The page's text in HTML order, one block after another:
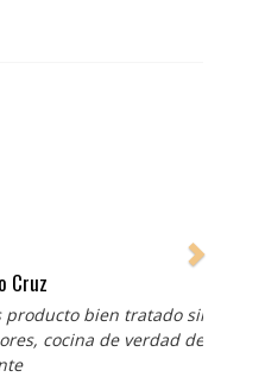
bien tratado sin
de verdad de antaño